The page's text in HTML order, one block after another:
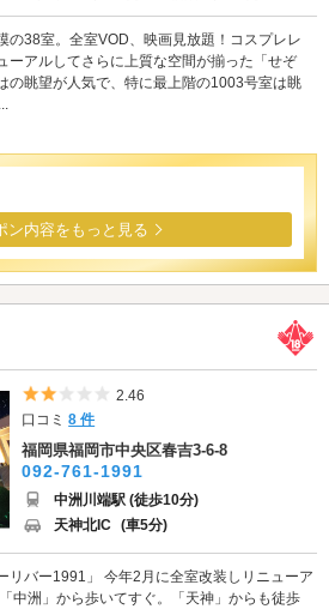
の38室。全室VOD、映画見放題！コスプレレ
ーアルしてさらに上質な空間が揃った「せぞ
の眺望が人気で、特に最上階の1003号室は眺
ン内容をもっと見る
5つ星のうち2
2.46
口コミ8 件
福岡県福岡市中央区春吉3-6-8
092-761-1991
中洲川端駅 (徒歩10分)
天神北IC (車5分)
リバー1991」 今年2月に全室改装しリニューア
中洲」から歩いてすぐ。「天神」からも徒歩